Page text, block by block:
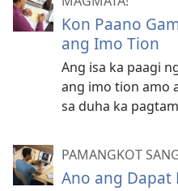
Kon Paano
ang Imo Tion
Ang isa ka paagi
ang imo tion amo
sa duha ka
PAMANGKOT
Ano ang